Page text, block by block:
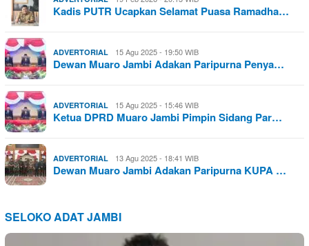
Kadis PUTR Ucapkan Selamat Puasa Ramadha…
ADVERTORIAL 15 Agu 2025 - 19:50 WIB
Dewan Muaro Jambi Adakan Paripurna Penya…
ADVERTORIAL 15 Agu 2025 - 15:46 WIB
Ketua DPRD Muaro Jambi Pimpin Sidang Par…
ADVERTORIAL 13 Agu 2025 - 18:41 WIB
Dewan Muaro Jambi Adakan Paripurna KUPA …
SELOKO ADAT JAMBI